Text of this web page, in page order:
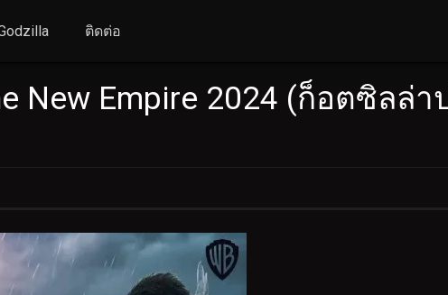
ติดต่อ
New Empire 2024 (ก็อตซิลล่